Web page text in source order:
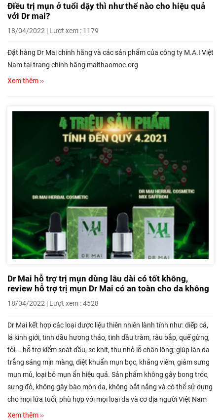
Điều trị mụn ở tuổi dậy thì như thế nào cho hiệu quả
với Dr mai?
18/04/2022 | Lượt xem : 1179
Đặt hàng Dr Mai chính hãng và các sản phẩm của công ty M.A.I Việt
Nam tại trang chính hãng maithaomoc.org
Xem thêm ››
Dr Mai hỗ trợ trị mụn dùng lâu dài có tốt không,
review hỗ trợ trị mụn Dr Mai có an toàn cho da không
18/04/2022 | Lượt xem : 4528
Dr Mai kết hợp các loại dược liệu thiên nhiên lành tính như: diếp cá,
lá kinh giới, tinh dầu hương thảo, tinh dầu tràm, râu bắp, quế gừng,
tỏi... hỗ trợ kiểm soát dầu, se khít, thu nhỏ lỗ chân lông; giúp làn da
trắng sáng mịn màng, diệt khuẩn mụn bọc, kháng viêm, giảm sưng
mụn mủ, loại bỏ mụn ẩn hiệu quả. Sản phẩm không gây bong tróc,
sưng đỏ, không gây bào mòn da, không bắt nắng và có thể sử dụng
cho mọi lứa tuổi, phù hợp với mọi loại da và cơ địa người Việt Nam
Xem thêm ››